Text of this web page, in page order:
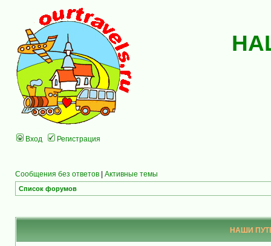
Вход Регистрация
Сообщения без ответов | Активные темы
Список форумов
НАШИ